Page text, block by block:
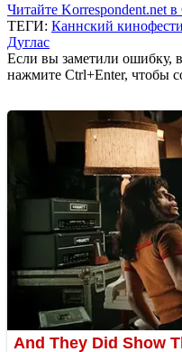
Читайте Korrespondent.net
ТЕГИ: Каннский
Дуглас
Если вы заметили ошибку,
нажмите Ctrl+Enter, чтобы